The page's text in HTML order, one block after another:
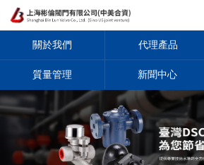
關於我們 代理產品
質量管理 新聞中心